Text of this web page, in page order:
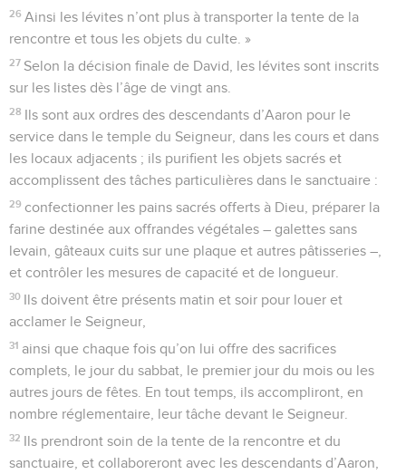
26 Ainsi les lévites n’ont plus à transporter la tente de la
rencontre et tous les objets du culte. »
27 Selon la décision finale de David, les lévites sont inscrits
sur les listes dès l’âge de vingt ans.
28 Ils sont aux ordres des descendants d’Aaron pour le
service dans le temple du Seigneur, dans les cours et dans
les locaux adjacents ; ils purifient les objets sacrés et
accomplissent des tâches particulières dans le sanctuaire :
29 confectionner les pains sacrés offerts à Dieu, préparer la
farine destinée aux offrandes végétales – galettes sans
levain, gâteaux cuits sur une plaque et autres pâtisseries –,
et contrôler les mesures de capacité et de longueur.
30 Ils doivent être présents matin et soir pour louer et
acclamer le Seigneur,
31 ainsi que chaque fois qu’on lui offre des sacrifices
complets, le jour du sabbat, le premier jour du mois ou les
autres jours de fêtes. En tout temps, ils accompliront, en
nombre réglementaire, leur tâche devant le Seigneur.
32 Ils prendront soin de la tente de la rencontre et du
sanctuaire, et collaboreront avec les descendants d’Aaron,